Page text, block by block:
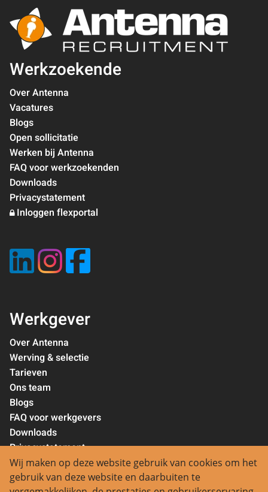
Werkzoekende
Over Antenna
Vacatures
Blogs
Open sollicitatie
Werken bij Antenna
FAQ voor werkzoekenden
Downloads
Privacystatement
Inloggen flexportal
Werkgever
Over Antenna
Werving & selectie
Tarieven
Ons team
Blogs
FAQ voor werkgevers
Downloads
Privacystatement
Contact
Wij maken op deze website gebruik van cookies om het
gebruik van deze website en daarbuiten te